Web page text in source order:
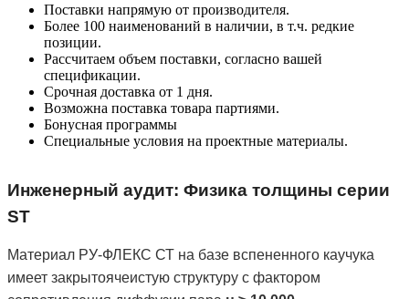
Поставки напрямую от производителя.
Более 100 наименований в наличии, в т.ч. редкие
позиции.
Рассчитаем объем поставки, согласно вашей
спецификации.
Срочная доставка от 1 дня.
Возможна поставка товара партиями.
Бонусная программы
Специальные условия на проектные материалы.
Инженерный аудит: Физика толщины серии
ST
Материал РУ-ФЛЕКС СТ на базе вспененного каучука
имеет закрытоячеистую структуру с фактором